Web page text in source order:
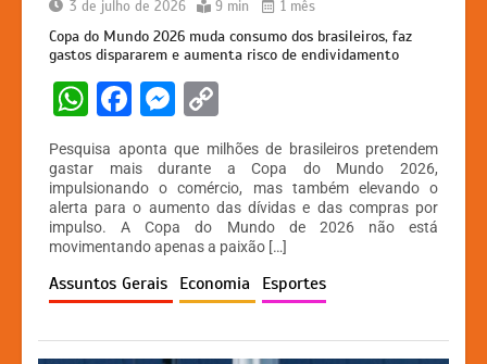
3 de julho de 2026 9 min 1 mês
Copa do Mundo 2026 muda consumo dos brasileiros, faz
gastos dispararem e aumenta risco de endividamento
W
h
at
s
A
p
p
F
c
e
b
o
o
k
M
s
s
e
n
g
er
o
p
y
Li
n
k
Pesquisa aponta que milhões de brasileiros pretendem
gastar mais durante a Copa do Mundo 2026,
impulsionando o comércio, mas também elevando o
alerta para o aumento das dívidas e das compras por
impulso. A Copa do Mundo de 2026 não está
movimentando apenas a paixão […]
Assuntos Gerais Economia Esportes